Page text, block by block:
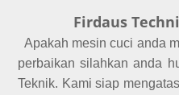
Firdaus
Apakah mesin cuci anda
perbaikan silahkan anda
Teknik. Kami siap